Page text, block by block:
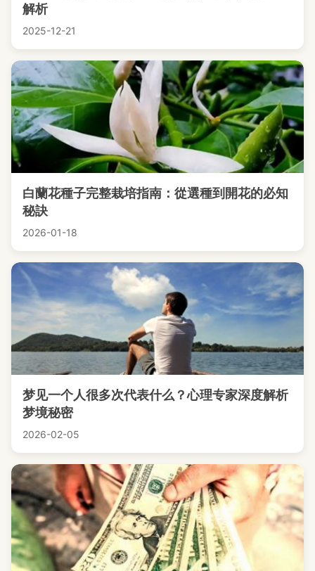
解析
2025-12-21
白蘭花種子完整栽培指南：從選種到開花的必知
秘訣
2026-01-18
梦见一个人很多次代表什么？心理专家深度解析
梦境秘密
2026-02-05